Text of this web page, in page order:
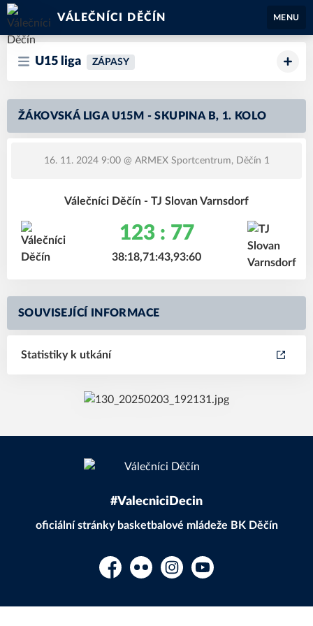
VÁLEČNÍCI DĚČÍN MENU
U15 liga ZÁPASY
ŽÁKOVSKÁ LIGA U15M - SKUPINA B, 1. KOLO
16. 11. 2024 9:00@ ARMEX Sportcentrum, Děčín 1
Válečníci Děčín - TJ Slovan Varnsdorf
123 : 77
38:18,71:43,93:60
SOUVISEJÍCÍ INFORMACE
Statistiky k utkání
#ValecniciDecin
oficiální stránky basketbalové mládeže BK Děčín
FacebookFlickr InstagramYouTube